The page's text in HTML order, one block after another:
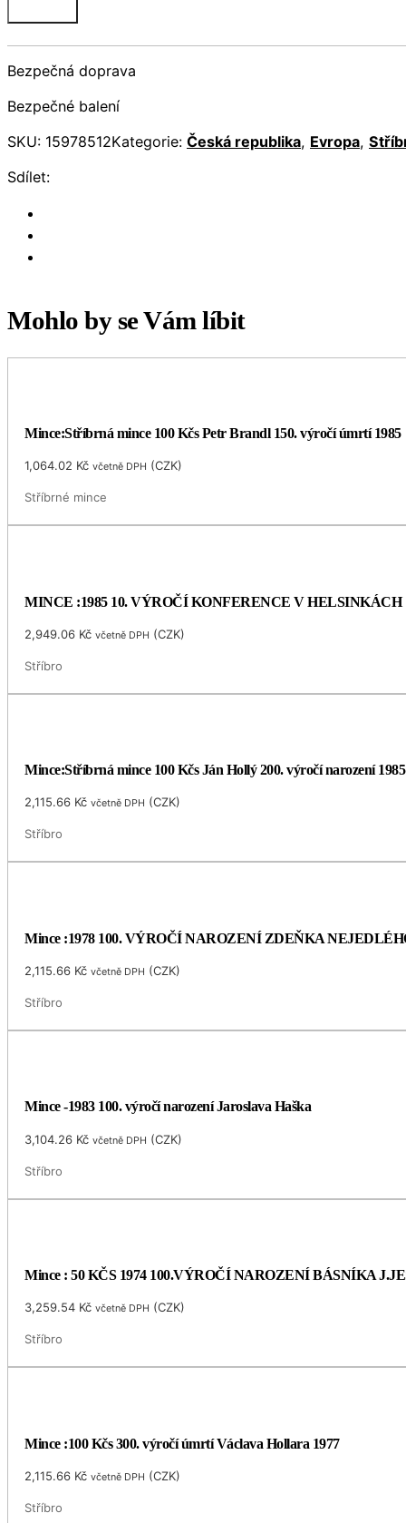
Bezpečná doprava
Bezpečné balení
SKU: 15978512Kategorie: Česká republika, Evropa,
Sdílet:
Mohlo by se Vám líbit
Mince:Stříbrná mince 100 Kčs Petr Brandl 150. výročí úmrtí 1985
1,064.02 Kč včetně DPH (CZK)
Stříbrné mince
MINCE :1985 10. VÝROČÍ KONFERENCE V HELSINKÁCH
2,949.06 Kč včetně DPH (CZK)
Stříbro
Mince:Stříbrná mince 100 Kčs Ján Hollý 200. výročí narození 1985
2,115.66 Kč včetně DPH (CZK)
Stříbro
Mince :1978 100. VÝROČÍ NAROZENÍ ZDEŇKA
2,115.66 Kč včetně DPH (CZK)
Stříbro
Mince -1983 100. výročí narození Jaroslava Haška
3,104.26 Kč včetně DPH (CZK)
Stříbro
Mince : 50 KČS 1974 100.VÝROČÍ NAROZENÍ BÁSNÍKA
3,259.54 Kč včetně DPH (CZK)
Stříbro
Mince :100 Kčs 300. výročí úmrtí Václava Hollara 1977
2,115.66 Kč včetně DPH (CZK)
Stříbro